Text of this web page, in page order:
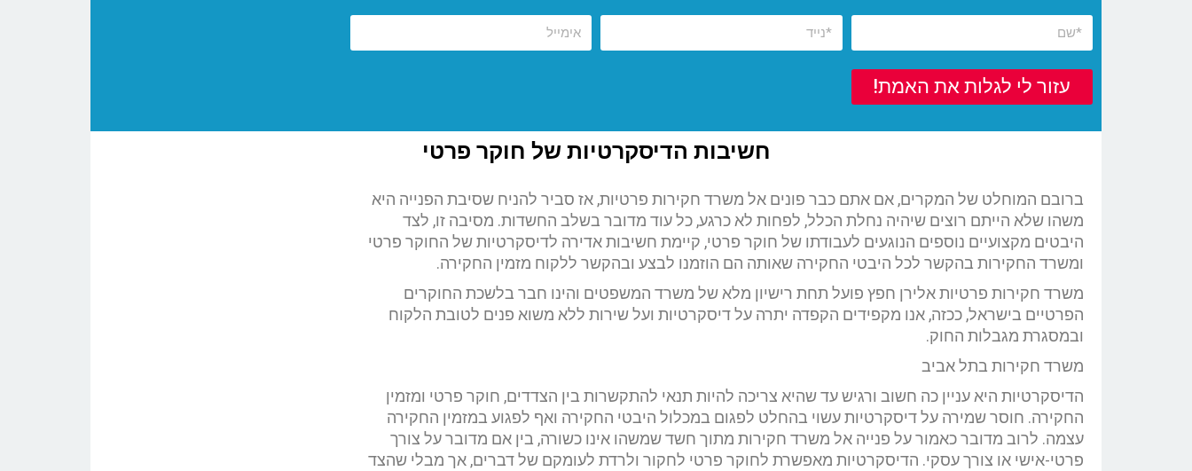
עזור לי לגלות את האמת!
חשיבות הדיסקרטיות של חוקר פרטי
ברובם המוחלט של המקרים, אם אתם כבר פונים אל משרד חקירות פרטיות, אז סביר להניח שסיבת הפנייה היא
משהו שלא הייתם רוצים שיהיה נחלת הכלל, לפחות לא כרגע, כל עוד מדובר בשלב החשדות. מסיבה זו, לצד
היבטים מקצועיים נוספים הנוגעים לעבודתו של חוקר פרטי, קיימת חשיבות אדירה לדיסקרטיות של החוקר פרטי
ומשרד החקירות בהקשר לכל היבטי החקירה שאותה הם הוזמנו לבצע ובהקשר ללקוח מזמין החקירה.
משרד חקירות פרטיות אלירן חפץ פועל תחת רישיון מלא של משרד המשפטים והינו חבר בלשכת החוקרים
הפרטיים בישראל, ככזה, אנו מקפידים הקפדה יתרה על דיסקרטיות ועל שירות ללא משוא פנים לטובת הלקוח
ובמסגרת מגבלות החוק.
משרד חקירות בתל אביב
הדיסקרטיות היא עניין כה חשוב ורגיש עד שהיא צריכה להיות תנאי להתקשרות בין הצדדים, חוקר פרטי ומזמין
החקירה. חוסר שמירה על דיסקרטיות עשוי בהחלט לפגום במכלול היבטי החקירה ואף לפגוע במזמין החקירה
עצמה. לרוב מדובר כאמור על פנייה אל משרד חקירות מתוך חשד שמשהו אינו כשורה, בין אם מדובר על צורך
פרטי-אישי או צורך עסקי. הדיסקרטיות מאפשרת לחוקר פרטי לחקור ולרדת לעומקם של דברים, אך מבלי שהצד